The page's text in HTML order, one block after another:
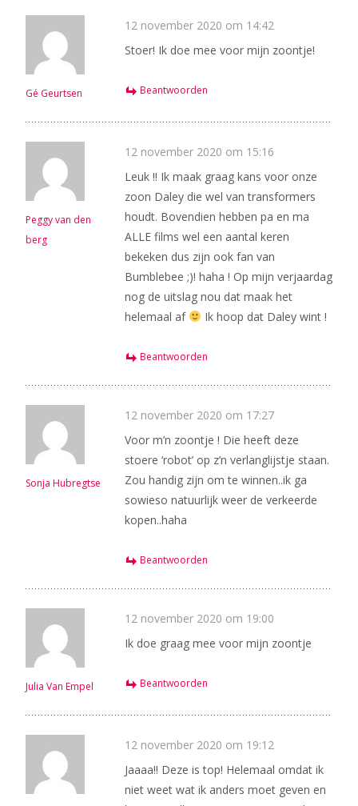
Gé Geurtsen
12 november 2020 om 14:42
Stoer! Ik doe mee voor mijn zoontje!
Beantwoorden
Peggy van den
berg
12 november 2020 om 15:16
Leuk !! Ik maak graag kans voor onze
zoon Daley die wel van transformers
houdt. Bovendien hebben pa en ma
ALLE films wel een aantal keren
bekeken dus zijn ook fan van
Bumblebee ;)! haha ! Op mijn verjaardag
nog de uitslag nou dat maak het
helemaal af
Ik hoop dat Daley wint !
Beantwoorden
Sonja Hubregtse
12 november 2020 om 17:27
Voor m’n zoontje ! Die heeft deze
stoere ‘robot’ op z’n verlanglijstje staan.
Zou handig zijn om te winnen..ik ga
sowieso natuurlijk weer de verkeerde
kopen..haha
Beantwoorden
Julia Van Empel
12 november 2020 om 19:00
Ik doe graag mee voor mijn zoontje
Beantwoorden
12 november 2020 om 19:12
Jaaaa!! Deze is top! Helemaal omdat ik
niet weet wat ik anders moet geven en